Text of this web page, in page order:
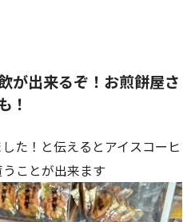
が出来るぞ！お煎餅屋さ
！
た！と伝えるとアイスコーヒ
ことが出来ます